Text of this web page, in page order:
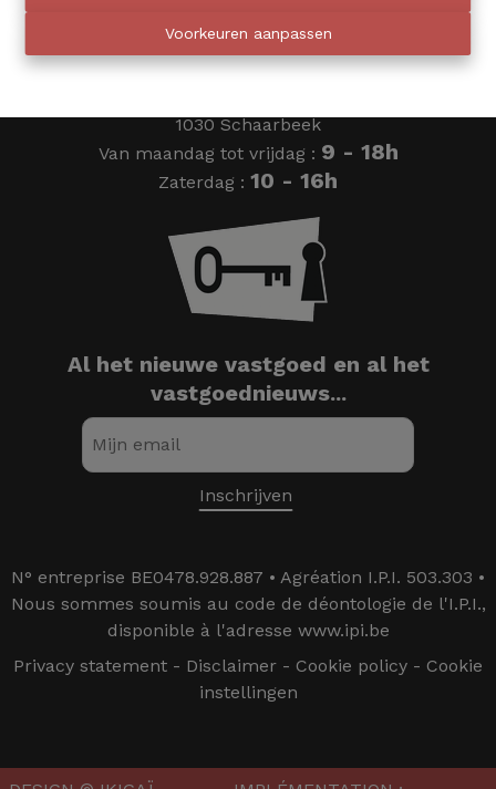
Voorkeuren aanpassen
Eventimmo chasseurs
1030 Schaarbeek
Van maandag tot vrijdag : 9 - 18h
Zaterdag : 10 - 16h
Al het nieuwe vastgoed en al het
vastgoednieuws...
N° entreprise BE0478.928.887 • Agréation I.P.I. 503.303 •
Nous sommes soumis au code de déontologie de l'I.P.I.,
disponible à l'adresse www.ipi.be
Privacy statement - Disclaimer - Cookie policy - Cookie
instellingen